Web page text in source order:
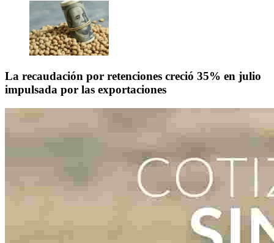
La recaudación por retenciones creció 35% en julio
impulsada por las exportaciones